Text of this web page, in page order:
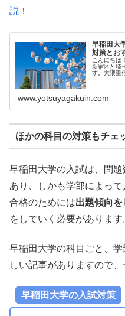
説！
早稲田大
対策とお
こんにちは
新宿区と埼
す。大隈重
www.yotsuyagakuin.com
ほかの科目の対策もチェ
早稲田大学の入試は、問
あり、しかも学部によっ
合格のためには出題傾向
をしていく必要があります
早稲田大学の科目ごと、
しい記事がありますので、
早稲田大学の入試対策